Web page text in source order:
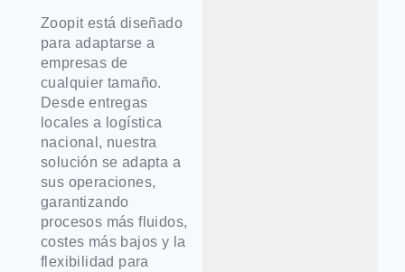
Zoopit está diseñado
para adaptarse a
empresas de
cualquier tamaño.
Desde entregas
locales a logística
nacional, nuestra
solución se adapta a
sus operaciones,
garantizando
procesos más fluidos,
costes más bajos y la
flexibilidad para